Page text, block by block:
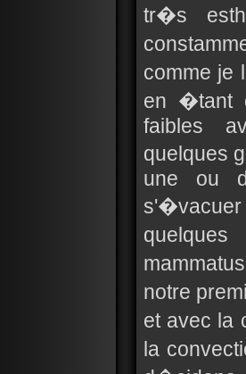
tr�s
comme je
en �tant
faibles
quelques
une ou
s'�vacuer
notre
et avec la
la